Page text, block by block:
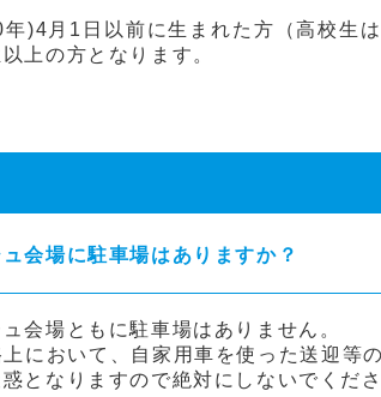
)4月1日以前に生まれた方（高校生
上の方となります。
会場に駐車場はありますか？
会場ともに駐車場はありません。
において、自家用車を使った送迎等
となりますので絶対にしないでくださ